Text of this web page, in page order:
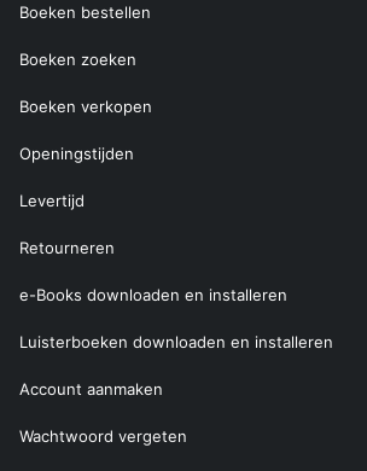
Boeken bestellen
Boeken zoeken
Boeken verkopen
Openingstijden
Levertijd
Retourneren
e-Books downloaden en installeren
Luisterboeken downloaden en installeren
Account aanmaken
Wachtwoord vergeten